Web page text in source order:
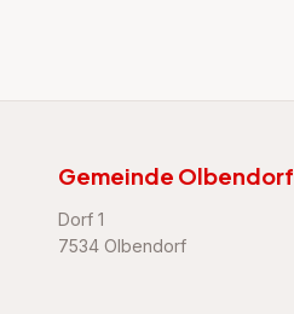
Gemeinde Olbendorf
Dorf 1
7534 Olbendorf